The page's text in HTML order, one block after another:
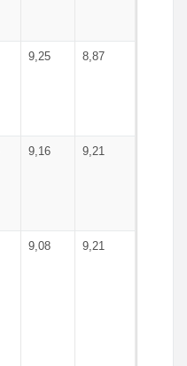
9,25 8,87
9,16 9,21
9,08 9,21